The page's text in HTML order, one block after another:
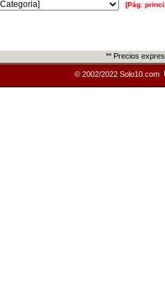
[Pág.
** Precios
© 2002/2022 Solo10.com